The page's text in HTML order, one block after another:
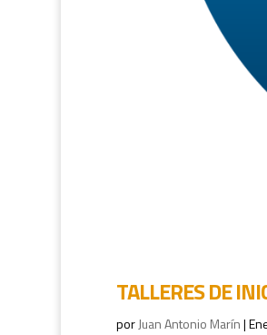
TALLERES DE
porJuan Antonio Marín|